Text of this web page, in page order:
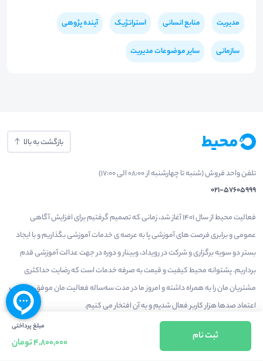
مدیریت منابع انسانی استراتژیک آینده پژوهی
سازمانی سایر موضوعات مدیریت
مبلغ پرداختی
4,800,000 تومان
ثبت نام
بازگشت به بالا
تلفن واحد فروش (شنبه تا چهارشنبه از 08:00 الی 17:00)
021-57605999
فعالیت محیط از سال 1401 آغاز شد، زمانی که تصمیم گرفتیم برای افزایش آگاهی
عمومی و برابری فرصت های آموزشی پا به عرصه ی خدمات آموزشی بگذاریم و با ایجاد
بستر دو سویه برگزاری و شرکت در رویداد، وبینار و دوره در جهت عدالت آموزشی قدم
برداریم. پشتوانه محیط کیفیت و قیمت به صرفه خدمات است که رضایت حداکثری
مشتریان مان را به همراه داشته و امروز ما در مدت سه‌ساله فعالیت مان موفق به کسب
اعتماد صدها هزار کاربر فعال شدیم و به آن افتخار می‌ کنیم.